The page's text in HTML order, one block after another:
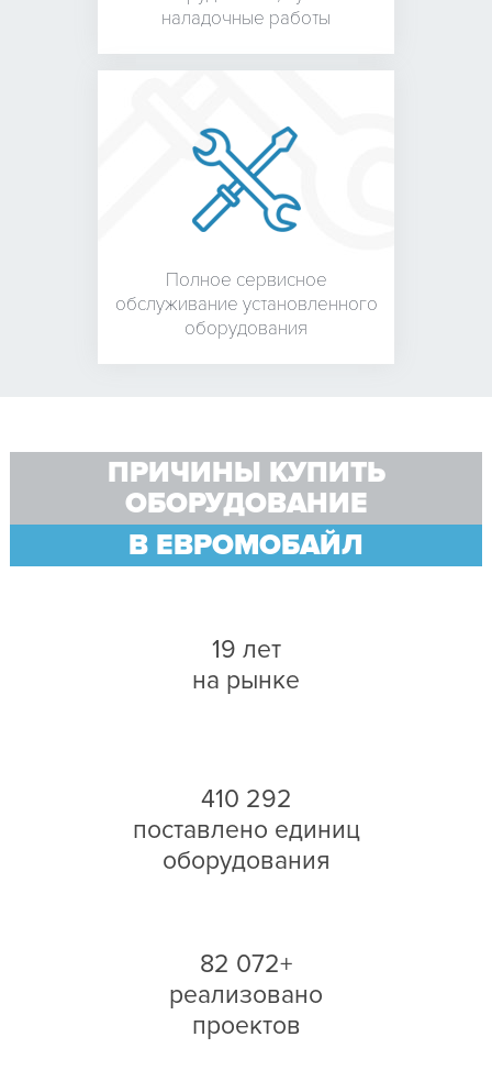
наладочные работы
Полное сервисное
обслуживание установленного
оборудования
ПРИЧИНЫ КУПИТЬ
ОБОРУДОВАНИЕ
В ЕВРОМОБАЙЛ
19 лет
на рынке
410 292
поставлено единиц
оборудования
82 072+
реализовано
проектов